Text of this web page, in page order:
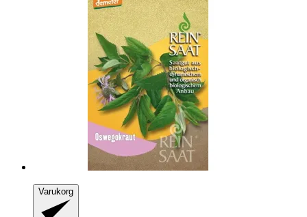
Varukorg